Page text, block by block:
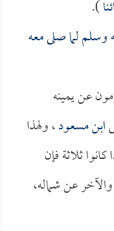
).
وسلم لما صلى معه
عن يمينه
ابن مسعود، ولهذا
ثلاثة فإن
عن شماله،